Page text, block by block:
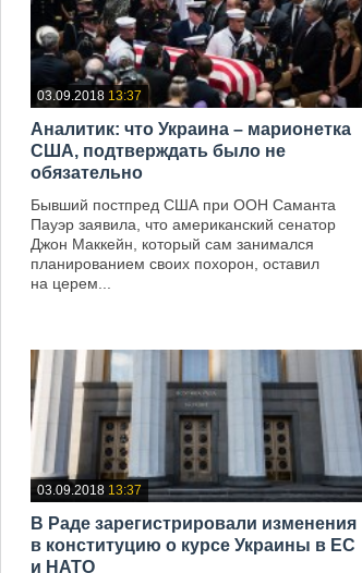
03.09.2018 13:37
Аналитик: что Украина – марионетка
США, подтверждать было не
обязательно
Бывший постпред США при ООН Саманта
Пауэр заявила, что американский сенатор
Джон Маккейн, который сам занимался
планированием своих похорон, оставил
на церем...
03.09.2018 13:37
В Раде зарегистрировали изменения
в конституцию о курсе Украины в ЕС
и НАТО